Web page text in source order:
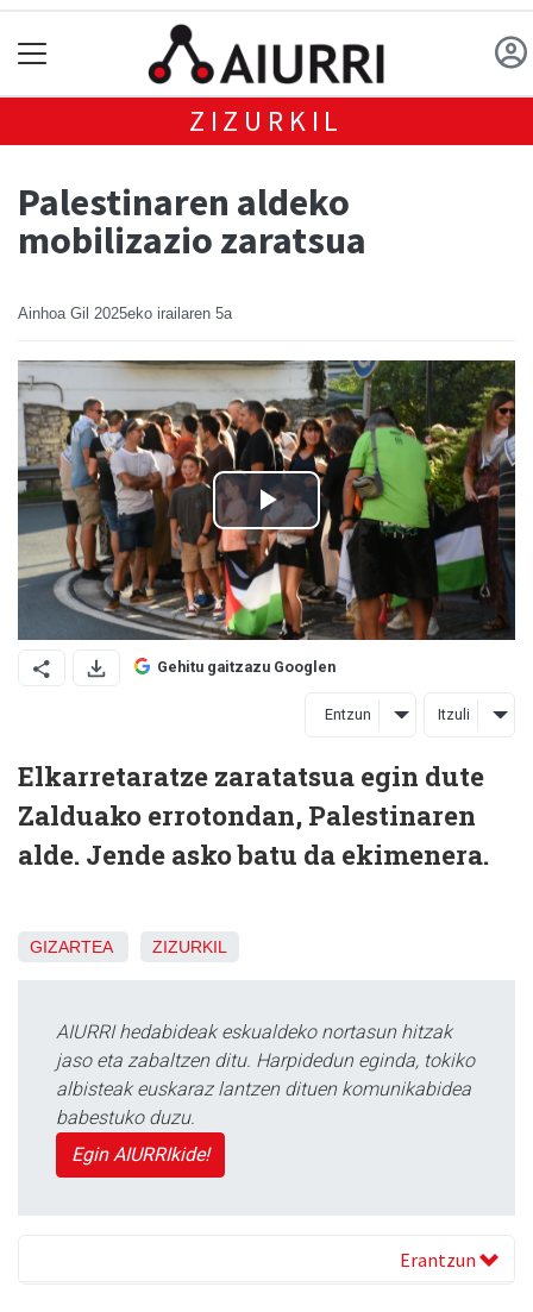
ZIZURKIL
Palestinaren aldeko
mobilizazio zaratsua
Ainhoa Gil 2025eko irailaren 5a
Gehitu gaitzazu Googlen
Entzun Itzuli
Elkarretaratze zaratatsua egin dute
Zalduako errotondan, Palestinaren
alde. Jende asko batu da ekimenera.
GIZARTEA ZIZURKIL
AIURRI hedabideak eskualdeko nortasun hitzak
jaso eta zabaltzen ditu. Harpidedun eginda, tokiko
albisteak euskaraz lantzen dituen komunikabidea
babestuko duzu.
Egin AIURRIkide!
Erantzun